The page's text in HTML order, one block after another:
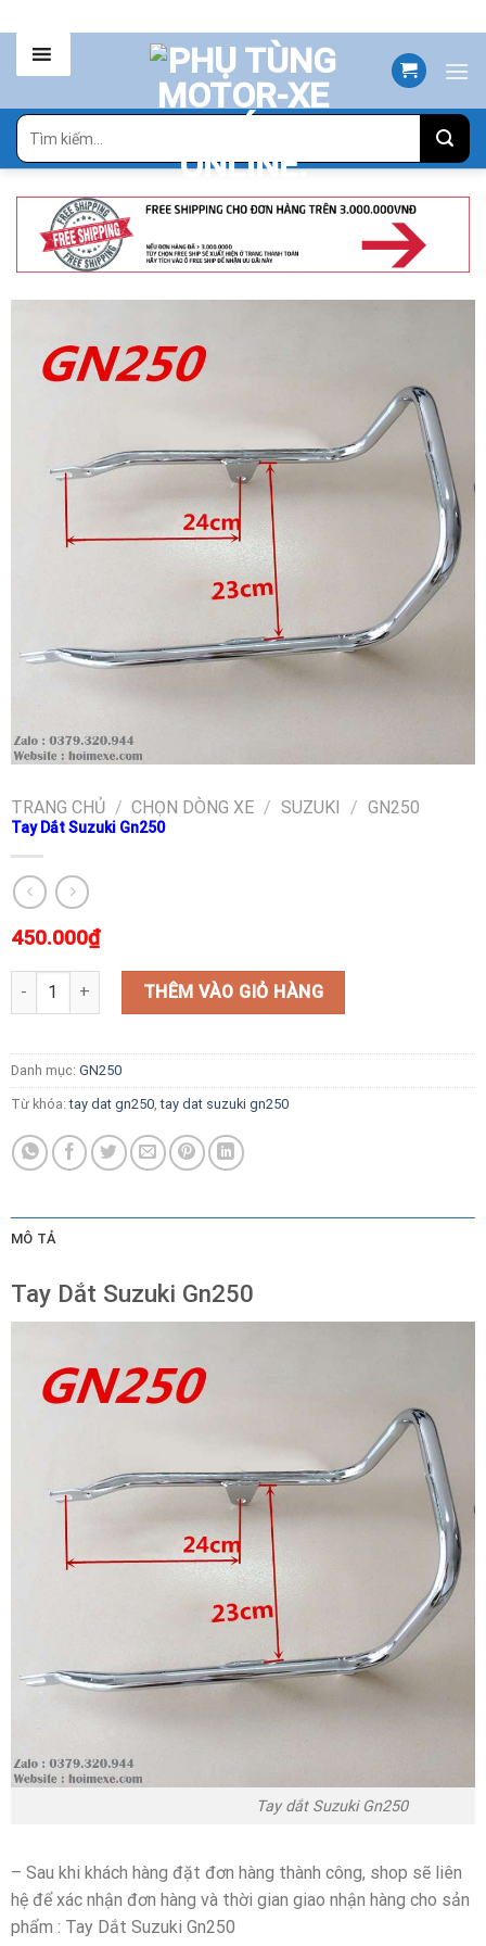
to
content
Tìm
kiếm:
TRANG CHỦ / CHỌN DÒNG XE / SUZUKI / GN250
Tay Dắt Suzuki Gn250
450.000₫
Tay Dắt Suzuki Gn250 số lượngTHÊM VÀO GIỎ HÀNG
Danh mục: GN250
Từ khóa:tay dat gn250,tay dat suzuki gn250
MÔ TẢ
Tay Dắt Suzuki Gn250
Tay dắt Suzuki Gn250
– Sau khi khách hàng đặt đơn hàng thành công, shop sẽ liên
hệ để xác nhận đơn hàng và thời gian giao nhận hàng cho sản
phẩm : Tay Dắt Suzuki Gn250